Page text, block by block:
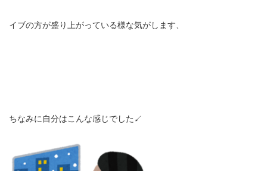
イブの方が盛り上がっている様な気がします、
ちなみに自分はこんな感じでした↙